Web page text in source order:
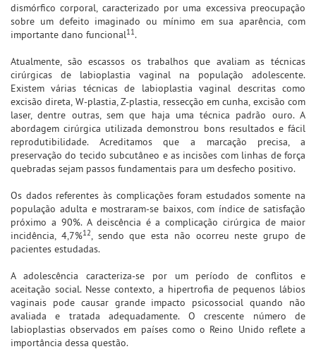
dismórfico corporal, caracterizado por uma excessiva preocupação
sobre um defeito imaginado ou mínimo em sua aparência, com
importante dano funcional11.
Atualmente, são escassos os trabalhos que avaliam as técnicas
cirúrgicas de labioplastia vaginal na população adolescente.
Existem várias técnicas de labioplastia vaginal descritas como
excisão direta, W-plastia, Z-plastia, ressecção em cunha, excisão com
laser, dentre outras, sem que haja uma técnica padrão ouro. A
abordagem cirúrgica utilizada demonstrou bons resultados e fácil
reprodutibilidade. Acreditamos que a marcação precisa, a
preservação do tecido subcutâneo e as incisões com linhas de força
quebradas sejam passos fundamentais para um desfecho positivo.
Os dados referentes às complicações foram estudados somente na
população adulta e mostraram-se baixos, com índice de satisfação
próximo a 90%. A deiscência é a complicação cirúrgica de maior
incidência, 4,7%12, sendo que esta não ocorreu neste grupo de
pacientes estudadas.
A adolescência caracteriza-se por um período de conflitos e
aceitação social. Nesse contexto, a hipertrofia de pequenos lábios
vaginais pode causar grande impacto psicossocial quando não
avaliada e tratada adequadamente. O crescente número de
labioplastias observados em países como o Reino Unido reflete a
importância dessa questão.